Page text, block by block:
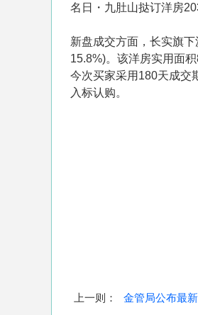
名日・九肚山挞订洋房
新盘成交方面，长实旗
15.8%)。该洋房实用面
今次买家采用180天成交
入标认购。
上一则： 金管局公布最